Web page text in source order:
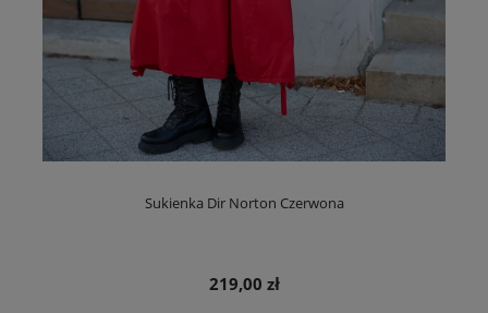
Sukienka Dir Norton Czerwona
219,00 zł